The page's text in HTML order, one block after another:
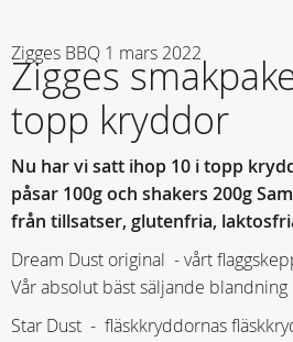
Zigges BBQ 1 mars 2022
Zigges
topp kryddor
Nu har vi satt ihop 10 i topp
påsar 100g och shakers 200g
från tillsatser, glutenfria,
Dream Dust original - vårt
Vår absolut bäst säljande blandning
Star Dust - fläskkryddornas